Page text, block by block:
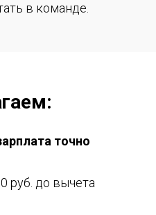
в команде.
точно
руб. до вычета